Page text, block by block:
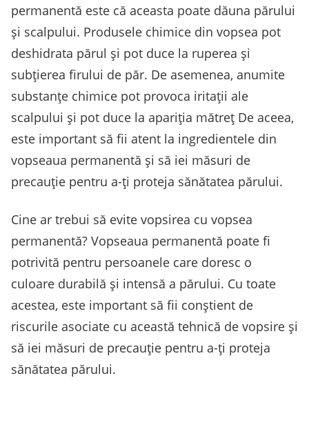
permanentă este că aceasta poate dăuna părului
și scalpului. Produsele chimice din vopsea pot
deshidrata părul și pot duce la ruperea și
subțierea firului de păr. De asemenea, anumite
substanțe chimice pot provoca iritații ale
scalpului și pot duce la apariția mătreț De aceea,
este important să fii atent la ingredientele din
vopseaua permanentă și să iei măsuri de
precauție pentru a-ți proteja sănătatea părului.
Cine ar trebui să evite vopsirea cu vopsea
permanentă? Vopseaua permanentă poate fi
potrivită pentru persoanele care doresc o
culoare durabilă și intensă a părului. Cu toate
acestea, este important să fii conștient de
riscurile asociate cu această tehnică de vopsire și
să iei măsuri de precauție pentru a-ți proteja
sănătatea părului.